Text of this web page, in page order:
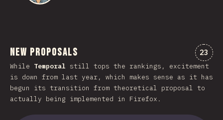
New Proposals 23
While Temporal still tops the rankings, excitement
is down from last year, which makes sense as it has
begun its transition from theoretical proposal to
actually being implemented in Firefox.